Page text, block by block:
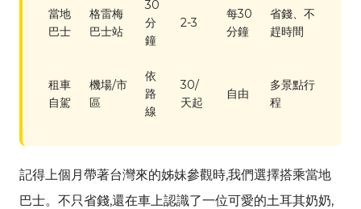
當地
巴士
格雷梅
巴士站
30
分
鐘
2-3
每30
分鐘
省錢、不
趕時間
租車
自駕
機場/市
區
依
路
線
30/
天起
自由
多景點行
程
記得上個月帶著台灣來的姊妹參觀時,我們選擇搭乘當地
巴士。不只省錢,還在車上認識了一位可愛的土耳其奶奶,